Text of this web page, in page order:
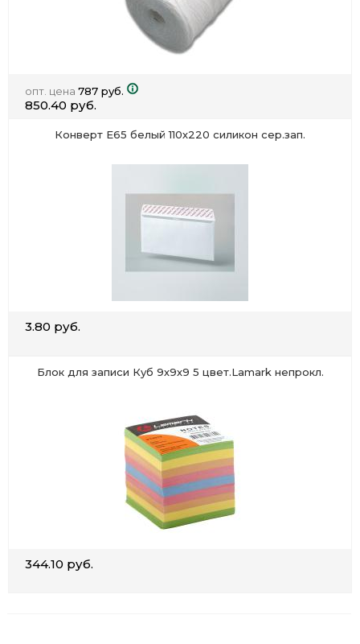
опт. цена 787 руб.
850.40 руб.
Конверт Е65 белый 110х220 силикон сер.зап.
3.80 руб.
Блок для записи Куб 9х9х9 5 цвет.Lamark непрокл.
344.10 руб.